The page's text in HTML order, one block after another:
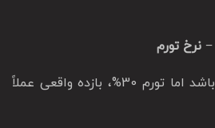
مثلاً اگر ROI شما 25% باشد اما تورم 30%، بازده واقعی عملاً